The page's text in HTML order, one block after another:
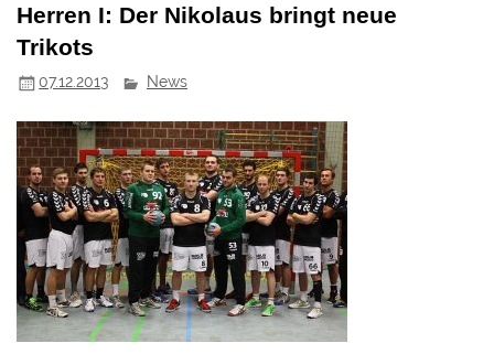
Herren I: Der Nikolaus bringt neue
Trikots
07.12.2013 News